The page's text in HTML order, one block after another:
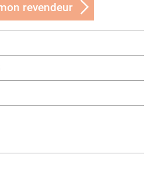
revendeur